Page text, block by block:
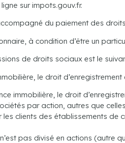
sur impots.gouv.fr.
du paiement des
à condition d’être un
de droits sociaux est le
le droit d’enregistrement
immobilière, le droit
par action, autres que
clients des établissements de
pas divisé en actions (autre